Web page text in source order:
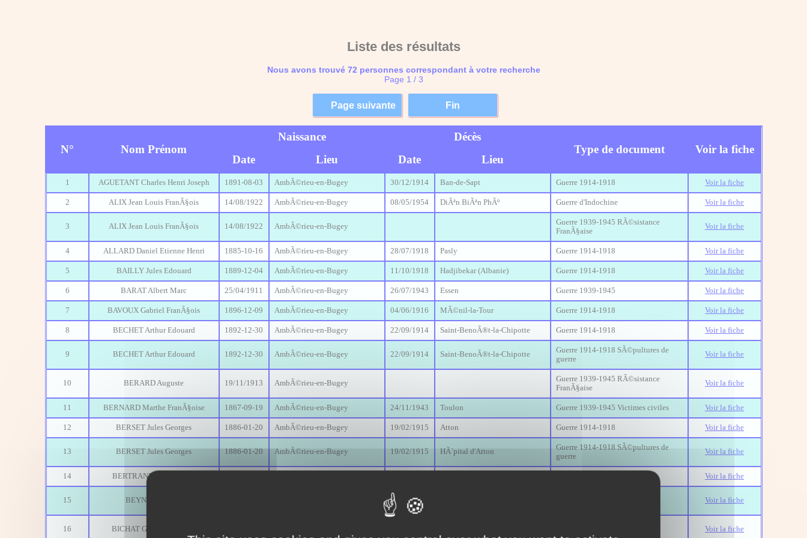
Liste des résultats
Nous avons trouvé 72 personnes correspondant à votre recherche
Page 1 / 3
N° Nom Prénom
Naissance
Décès
Type de document
Voir la fiche
Date
Lieu Date Lieu
1 AGUETANT Charles Henri Joseph 1891-08-03 AmbÃ©rieu-en-Bugey 30/12/1914 Ban-de-Sapt Guerre 1914-1918 Voir la fiche
2 ALIX Jean Louis FranÃ§ois 14/08/1922 AmbÃ©rieu-en-Bugey 08/05/1954 DiÃªn BiÃªn PhÃº Guerre d'Indochine Voir la fiche
3 ALIX Jean Louis FranÃ§ois 14/08/1922 AmbÃ©rieu-en-Bugey
Guerre 1939-1945 RÃ©sistance
FranÃ§aise
Voir la fiche
4 ALLARD Daniel Etienne Henri 1885-10-16 AmbÃ©rieu-en-Bugey 28/07/1918 Pasly Guerre 1914-1918 Voir la fiche
5 BAILLY Jules Edouard 1889-12-04 AmbÃ©rieu-en-Bugey 11/10/1918 Hadjibekar (Albanie) Guerre 1914-1918 Voir la fiche
6 BARAT Albert Marc 25/04/1911 AmbÃ©rieu-en-Bugey 26/07/1943 Essen Guerre 1939-1945 Voir la fiche
7 BAVOUX Gabriel FranÃ§ois 1896-12-09 AmbÃ©rieu-en-Bugey 04/06/1916 MÃ©nil-la-Tour Guerre 1914-1918 Voir la fiche
8 BECHET Arthur Edouard 1892-12-30 AmbÃ©rieu-en-Bugey 22/09/1914 Saint-BenoÃ®t-la-Chipotte Guerre 1914-1918 Voir la fiche
9 BECHET Arthur Edouard 1892-12-30 AmbÃ©rieu-en-Bugey 22/09/1914 Saint-BenoÃ®t-la-Chipotte
Guerre 1914-1918 SÃ©pultures de
guerre
Voir la fiche
10 BERARD Auguste 19/11/1913 AmbÃ©rieu-en-Bugey
Guerre 1939-1945 RÃ©sistance
FranÃ§aise
Voir la fiche
11 BERNARD Marthe FranÃ§oise 1867-09-19 AmbÃ©rieu-en-Bugey 24/11/1943 Toulon Guerre 1939-1945 Victimes civiles Voir la fiche
12 BERSET Jules Georges 1886-01-20 AmbÃ©rieu-en-Bugey 19/02/1915 Atton Guerre 1914-1918 Voir la fiche
13 BERSET Jules Georges 1886-01-20 AmbÃ©rieu-en-Bugey 19/02/1915 HÃ´pital d'Atton
Guerre 1914-1918 SÃ©pultures de
guerre
Voir la fiche
14 BERTRAND Jules Joseph Voir la fiche
15 BEYNETTE Jean Voir la fiche
16 BICHAT GODARD Alfred Voir la fiche